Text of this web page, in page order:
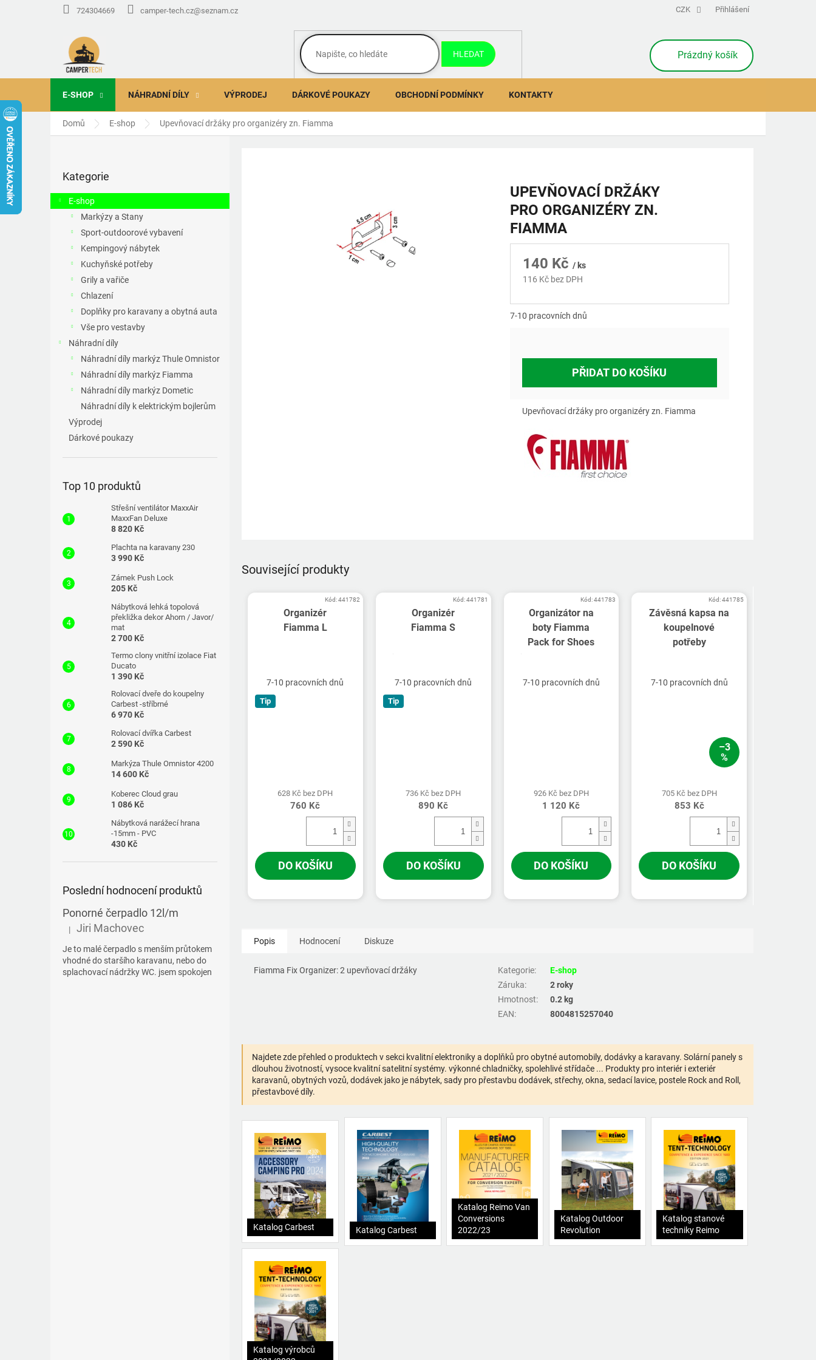
724304669 camper-tech.cz@seznam.cz CZK Přihlášení
HLEDAT
NÁKUPNÍ
KOŠÍK
Prázdný košík
E-SHOP NÁHRADNÍ DÍLY VÝPRODEJ DÁRKOVÉ POUKAZY OBCHODNÍ PODMÍNKY KONTAKTY
Domů E-shop Upevňovací držáky pro organizéry zn. Fiamma
r
a
kategorie
Kategorie
E-shop
Markýzy a Stany
Sport-outdoorové vybavení
Kempingový nábytek
Kuchyňské potřeby
Grily a vařiče
Chlazení
Doplňky pro karavany a obytná auta
Vše pro vestavby
Náhradní díly
Náhradní díly markýz Thule Omnistor
Náhradní díly markýz Fiamma
Náhradní díly markýz Dometic
Náhradní díly k elektrickým bojlerům
Výprodej
Dárkové poukazy
Top 10 produktů
Střešní ventilátor MaxxAir
MaxxFan Deluxe
8 820 Kč
Plachta na karavany 230
3 990 Kč
Zámek Push Lock
205 Kč
Nábytková lehká topolová
překližka dekor Ahorn / Javor/
mat
2 700 Kč
Termo clony vnitřní izolace Fiat
Ducato
1 390 Kč
Rolovací dveře do koupelny
Carbest -stříbrné
6 970 Kč
Rolovací dvířka Carbest
2 590 Kč
Markýza Thule Omnistor 4200
14 600 Kč
Koberec Cloud grau
1 086 Kč
Nábytková narážecí hrana
-15mm - PVC
430 Kč
Poslední hodnocení produktů
Ponorné čerpadlo 12l/m
Hodnocení produktu je 5 z 5 hvězdiček.
| Jiri Machovec
Je to malé čerpadlo s menším průtokem
vhodné do staršího karavanu, nebo do
splachovací nádržky WC. jsem spokojen
UPEVŇOVACÍ DRŽÁKY
PRO ORGANIZÉRY ZN.
FIAMMA
140 Kč / ks
116 Kč bez DPH
7-10 pracovních dnů
PŘIDAT DO KOŠÍKU
Upevňovací držáky pro organizéry zn. Fiamma
Související produkty
Organizér
Fiamma L
7-10 pracovních dnů
Tip
628 Kč bez DPH
760 Kč
DO KOŠÍKU
Kód:441782
Organizér
Fiamma S
7-10 pracovních dnů
Tip
736 Kč bez DPH
890 Kč
DO KOŠÍKU
Kód:441781
Organizátor na
boty Fiamma
Pack for Shoes
7-10 pracovních dnů
926 Kč bez DPH
1 120 Kč
DO KOŠÍKU
Kód:441783
Závěsná kapsa na
koupelnové
potřeby
7-10 pracovních dnů
–3
%
705 Kč bez DPH
853 Kč
DO KOŠÍKU
Kód:441785
Popis Hodnocení Diskuze
Fiamma Fix Organizer: 2 upevňovací držáky Kategorie:
E-shop
Záruka:
2 roky
Hmotnost:
0.2 kg
EAN: 8004815257040
Najdete zde přehled o produktech v sekci kvalitní elektroniky a doplňků pro obytné automobily, dodávky a karavany. Solární panely s
dlouhou životností, vysoce kvalitní satelitní systémy. výkonné chladničky, spolehlivé střídače ... Produkty pro interiér i exteriér
karavanů, obytných vozů, dodávek jako je nábytek, sady pro přestavbu dodávek, střechy, okna, sedací lavice, postele Rock and Roll,
přestavbové díly.
Katalog Carbest Katalog Carbest
Katalog Reimo Van
Conversions
2022/23
Katalog Outdoor
Revolution
Katalog stanové
techniky Reimo
Katalog výrobců